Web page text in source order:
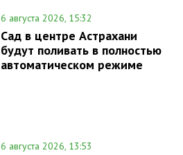
6 августа 2026, 15:32
Сад в центре Астрахани
будут поливать в полностью
автоматическом режиме
6 августа 2026, 13:53